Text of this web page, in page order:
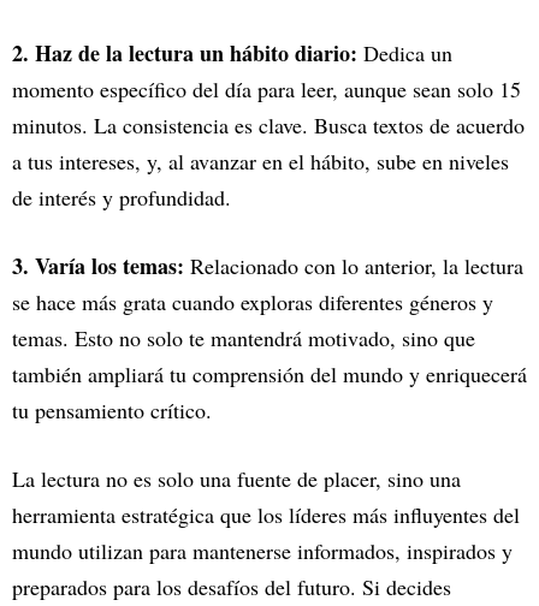
2. Haz de la lectura un hábito diario: Dedica un
momento específico del día para leer, aunque sean solo 15
minutos. La consistencia es clave. Busca textos de acuerdo
a tus intereses, y, al avanzar en el hábito, sube en niveles
de interés y profundidad.
3. Varía los temas: Relacionado con lo anterior, la lectura
se hace más grata cuando exploras diferentes géneros y
temas. Esto no solo te mantendrá motivado, sino que
también ampliará tu comprensión del mundo y enriquecerá
tu pensamiento crítico.
La lectura no es solo una fuente de placer, sino una
herramienta estratégica que los líderes más influyentes del
mundo utilizan para mantenerse informados, inspirados y
preparados para los desafíos del futuro. Si decides